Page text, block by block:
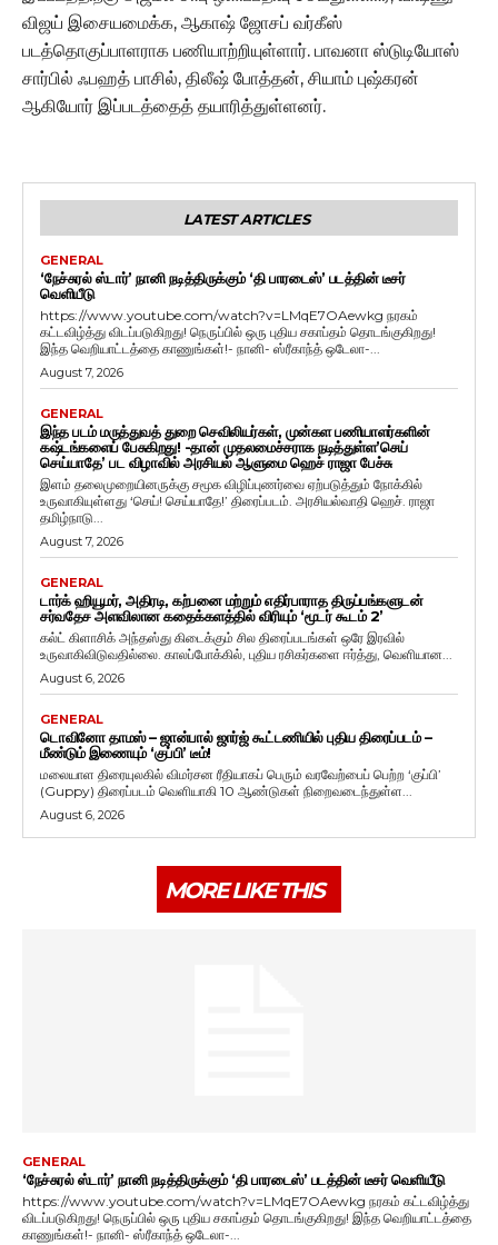
விஜய் இசையமைக்க, ஆகாஷ் ஜோசப் வர்கீஸ்
படத்தொகுப்பாளராக பணியாற்றியுள்ளார். பாவனா ஸ்டுடியோஸ்
சார்பில் ஃபஹத் பாசில், திலீஷ் போத்தன், சியாம் புஷ்கரன்
ஆகியோர் இப்படத்தைத் தயாரித்துள்ளனர்.
LATEST ARTICLES
GENERAL
‘நேச்சுரல் ஸ்டார்’ நானி நடித்திருக்கும் ‘தி பாரடைஸ்’ படத்தின் டீசர்
வெளியீடு
https://www.youtube.com/watch?v=LMqE7OAewkg நரகம்
கட்டவிழ்த்து விடப்படுகிறது! நெருப்பில் ஒரு புதிய சகாப்தம் தொடங்குகிறது!
இந்த வெறியாட்டத்தை காணுங்கள்!- நானி- ஸ்ரீகாந்த் ஒடேலா-...
August 7, 2026
GENERAL
இந்த படம் மருத்துவத் துறை செவிலியர்கள், முன்கள பணியாளர்களின்
கஷ்டங்களைப் பேசுகிறது! -தான் முதலமைச்சராக நடித்துள்ள’செய்
செய்யாதே’ பட விழாவில் அரசியல் ஆளுமை ஹெச் ராஜா பேச்சு
இளம் தலைமுறையினருக்கு சமூக விழிப்புணர்வை ஏற்படுத்தும் நோக்கில்
உருவாகியுள்ளது ‘செய்! செய்யாதே!’ திரைப்படம். அரசியல்வாதி ஹெச். ராஜா
தமிழ்நாடு...
August 7, 2026
GENERAL
டார்க் ஹியூமர், அதிரடி, கற்பனை மற்றும் எதிர்பாராத திருப்பங்களுடன்
சர்வதேச அளவிலான கதைக்களத்தில் விரியும் ‘மூடர் கூடம் 2’
கல்ட் கிளாசிக் அந்தஸ்து கிடைக்கும் சில திரைப்படங்கள் ஒரே இரவில்
உருவாகிவிடுவதில்லை. காலப்போக்கில், புதிய ரசிகர்களை ஈர்த்து, வெளியான...
August 6, 2026
GENERAL
டொவினோ தாமஸ் – ஜான்பால் ஜார்ஜ் கூட்டணியில் புதிய திரைப்படம் –
மீண்டும் இணையும் ‘குப்பி’ டீம்!
மலையாள திரையுலகில் விமர்சன ரீதியாகப் பெரும் வரவேற்பைப் பெற்ற ‘குப்பி’
(Guppy) திரைப்படம் வெளியாகி 10 ஆண்டுகள் நிறைவடைந்துள்ள...
August 6, 2026
MORE LIKE THIS
GENERAL
‘நேச்சுரல் ஸ்டார்’ நானி நடித்திருக்கும் ‘தி பாரடைஸ்’ படத்தின் டீசர் வெளியீடு
https://www.youtube.com/watch?v=LMqE7OAewkg நரகம் கட்டவிழ்த்து
விடப்படுகிறது! நெருப்பில் ஒரு புதிய சகாப்தம் தொடங்குகிறது! இந்த வெறியாட்டத்தை
காணுங்கள்!- நானி- ஸ்ரீகாந்த் ஒடேலா-...